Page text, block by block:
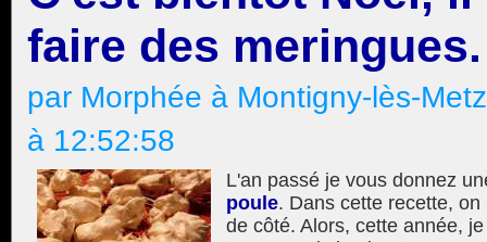
faire des meringues.
par Morphée à Montigny-lès-
à 12:52:58
L'an passé je vous donnez
poule. Dans cette recette,
de côté. Alors, cette année,